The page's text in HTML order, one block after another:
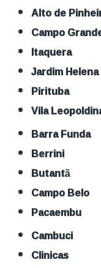
Alto de
Campo
Itaquera
Jardim Helena
Pirituba
Vila
Barra Funda
Berrini
Butantã
Campo Belo
Pacaembu
Cambuci
Clinicas